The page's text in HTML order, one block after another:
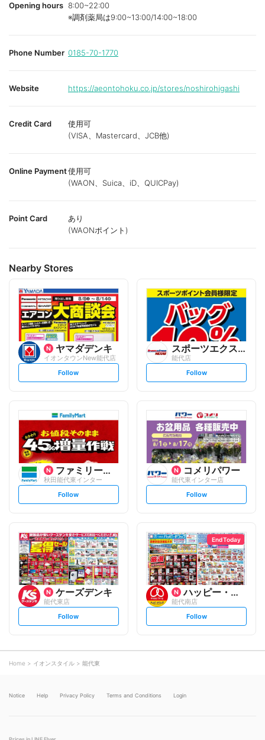
Opening hours 8:00~22:00
※調剤薬局は9:00~13:00/14:00~18:00
Phone Number 0185-70-1770
Website https://aeontohoku.co.jp/stores/noshirohigashi
Credit Card
使用可
(VISA、Mastercard、JCB他)
Online Payment使用可
(WAON、Suica、iD、QUICPay)
Point Card
あり
(WAONポイント)
Nearby Stores
ヤマダデンキ
イオンタウンNew能代店
s
t
o
Follow
スポーツエクスプレスネクサス
能代店
s
t
l
o
w
Follow
ファミリーマート
秋田能代東インター
s
t
l
o
w
Follow
コメリパワー
能代東インター店
s
t
l
o
w
Follow
ケーズデンキ
能代東店
s
t
o
w
Follow
End Today
ハッピー・ドラッグ
能代南店
s
t
Follow
Home イオンスタイル 能代東
Notice Help Privacy Policy Terms and Conditions Login